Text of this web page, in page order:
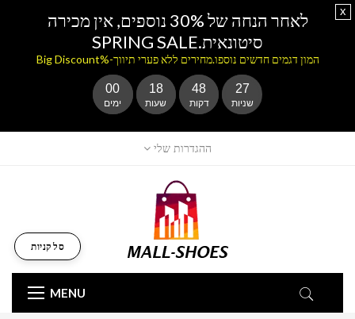
ההגדרות שלי
MENU
סל קניות
לאחר הנחה של 30% נוספים, אין מכירה
סיטונאית.SPRING SALE
המון דגמים חדשים נוספו.מחירים ללא פערי תיווך-%Big Discount
00
ימים
18
שעות
48
דקות
26
שניות
x